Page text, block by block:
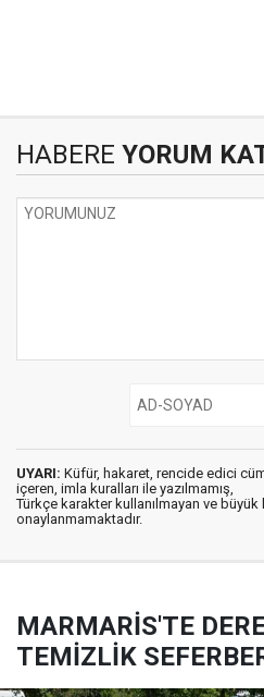
HABERE YORUM
UYARI: Küfür, hakaret, rencide edici
içeren, imla kuralları ile yazılmamış,
Türkçe karakter kullanılmayan ve büyük
onaylanmamaktadır.
MARMARİS'TE
TEMİZLİK